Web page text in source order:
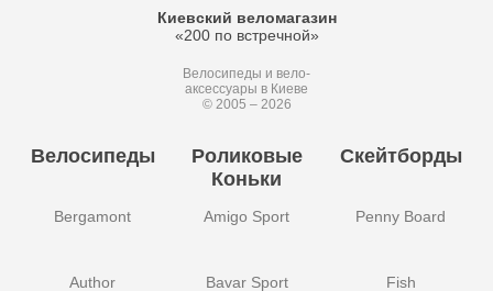
Киевский веломагазин
«200 по встречной»
Велосипеды и вело-
аксессуары в Киеве
© 2005 – 2026
Велосипеды
Bergamont
Author
Роликовые
Коньки
Amigo Sport
Bavar Sport
Скейтборды
Penny Board
Fish